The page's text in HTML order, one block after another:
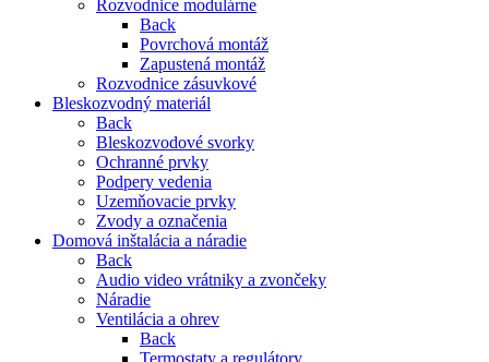
Rozvodnice modulárne
Back
Povrchová montáž
Zapustená montáž
Rozvodnice zásuvkové
Bleskozvodný materiál
Back
Bleskozvodové svorky
Ochranné prvky
Podpery vedenia
Uzemňovacie prvky
Zvody a označenia
Domová inštalácia a náradie
Back
Audio video vrátniky a zvončeky
Náradie
Ventilácia a ohrev
Back
Termostaty a regulátory